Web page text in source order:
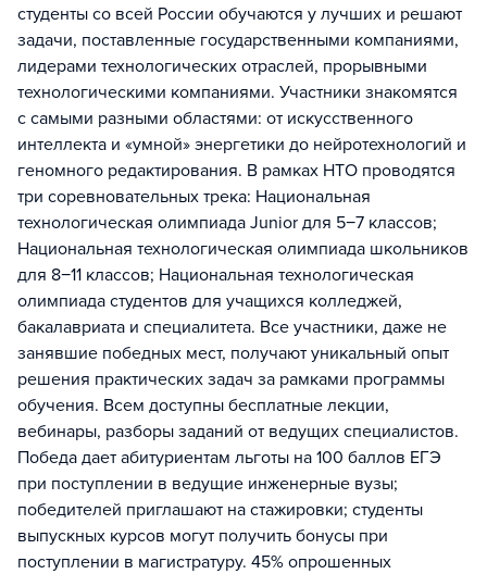
студенты со всей России обучаются у лучших и решают
задачи, поставленные государственными компаниями,
лидерами технологических отраслей, прорывными
технологическими компаниями. Участники знакомятся
с самыми разными областями: от искусственного
интеллекта и «умной» энергетики до нейротехнологий и
геномного редактирования. В рамках НТО проводятся
три соревновательных трека: Национальная
технологическая олимпиада Junior для 5−7 классов;
Национальная технологическая олимпиада школьников
для 8−11 классов; Национальная технологическая
олимпиада студентов для учащихся колледжей,
бакалавриата и специалитета. Все участники, даже не
занявшие победных мест, получают уникальный опыт
решения практических задач за рамками программы
обучения. Всем доступны бесплатные лекции,
вебинары, разборы заданий от ведущих специалистов.
Победа дает абитуриентам льготы на 100 баллов ЕГЭ
при поступлении в ведущие инженерные вузы;
победителей приглашают на стажировки; студенты
выпускных курсов могут получить бонусы при
поступлении в магистратуру. 45% опрошенных